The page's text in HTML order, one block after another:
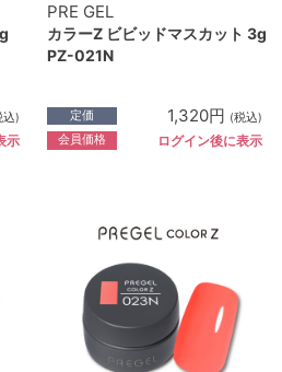
込)
示
PRE GEL
カラーZ ビビッドマスカット 3g
PZ-021N
定価 1,320円 (税込)
会員価格 ログイン後に表示